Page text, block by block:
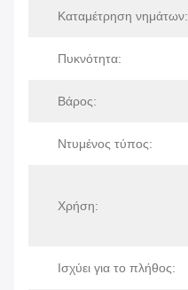
Καταμέτρηση νημάτων:
Πυκνότητα:
Βάρος:
Ντυμένος τύπος:
Χρήση:
Ισχύει για το πλήθος: